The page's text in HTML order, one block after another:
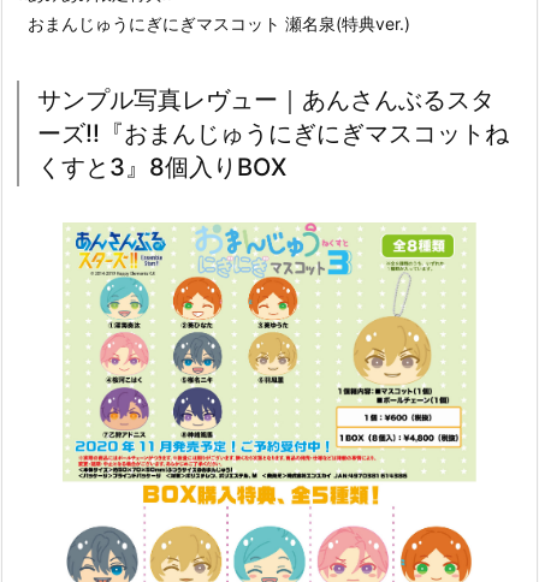
おまんじゅうにぎにぎマスコット 瀬名泉(特典ver.)
サンプル写真レヴュー｜あんさんぶるスタ
ーズ!!『おまんじゅうにぎにぎマスコットね
くすと3』8個入りBOX